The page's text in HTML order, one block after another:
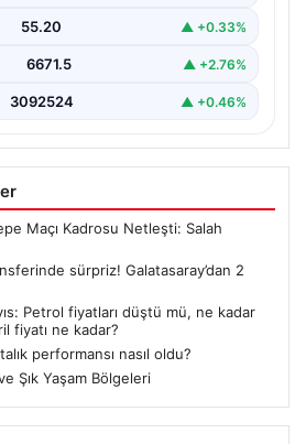
55.20 ▲ +0.33%
6671.5 ▲ +2.76%
3092524 ▲ +0.46%
Maçı Kadrosu Netleşti: Salah
sürpriz! Galatasaray’dan 2
Petrol fiyatları düştü mü, ne kadar
fiyatı ne kadar?
performansı nasıl oldu?
Şık Yaşam Bölgeleri